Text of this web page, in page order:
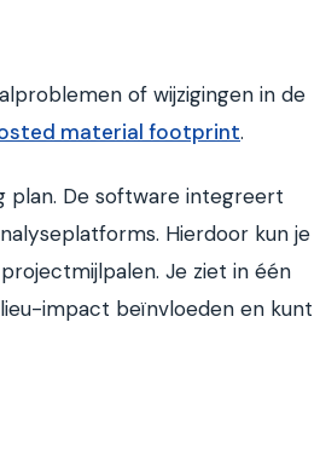
of wijzigingen in de
material footprint.
plan. De software integreert
Hierdoor kun je
Je ziet in één
impact beïnvloeden en kunt